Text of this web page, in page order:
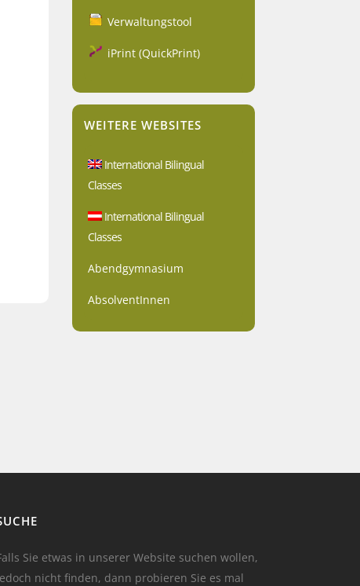
Verwaltungstool
iPrint (QuickPrint)
WEITERE WEBSITES
International Bilingual
Classes
International Bilingual
Classes
Abendgymnasium
AbsolventInnen
Sie etwas in unserer Website suchen wollen,
nicht finden, dann probieren Sie es mal